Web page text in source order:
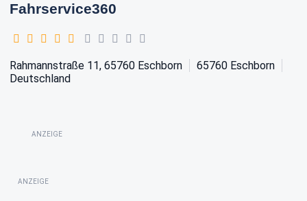
Fahrservice360
Rahmannstraße 11, 65760 Eschborn 65760 Eschborn
Deutschland
ANZEIGE
ANZEIGE